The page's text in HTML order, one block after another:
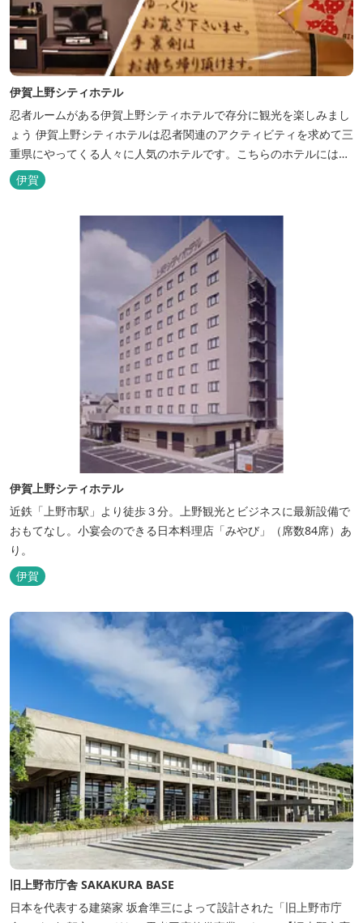
伊賀上野シティホテル
忍者ルームがある伊賀上野シティホテルで存分に観光を楽しみまし
ょう 伊賀上野シティホテルは忍者関連のアクティビティを求めて三
重県にやってくる人々に人気のホテルです。こちらのホテルには、
忍者の内装が施された部屋がいくつかあります。壁紙からトイレッ
トペーパーに至るまで、忍者に関連したデザインモチーフがあしら
分の位置にあるこのホテ...
伊賀
伊賀上野シティホテル
近鉄「上野市駅」より徒歩３分。上野観光とビジネスに最新設備で
おもてなし。小宴会のできる日本料理店「みやび」（席数84席）あ
り。
伊賀
旧上野市庁舎 SAKAKURA BASE
日本を代表する建築家 坂倉準三によって設計された「旧上野市庁